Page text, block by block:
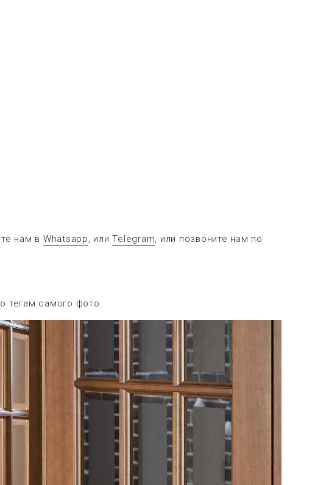
нам в Whatsapp, илиTelegram, или позвоните нам по
тегам самого фото.